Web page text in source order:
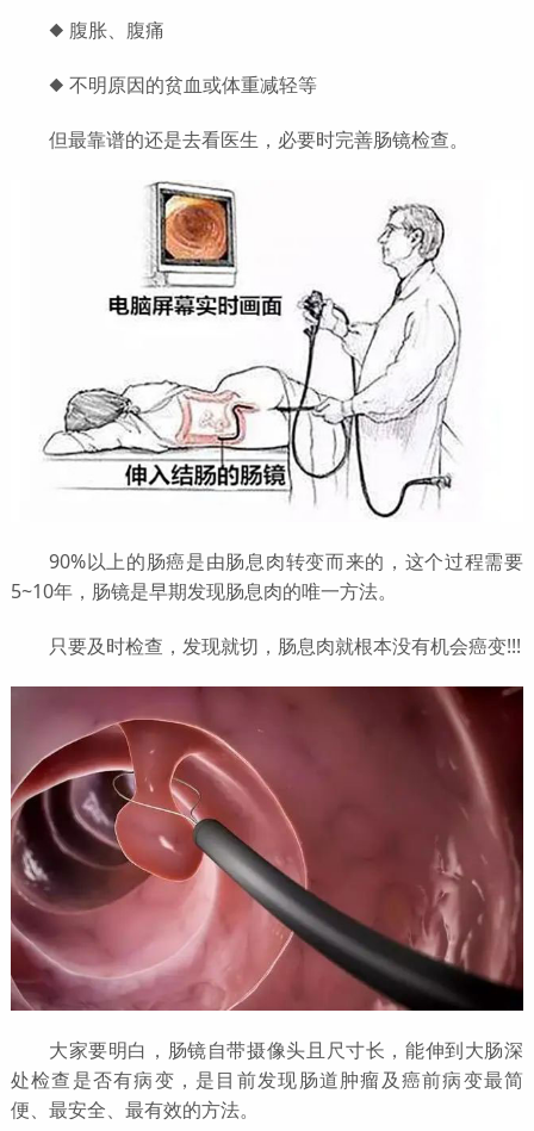
◆ 腹胀、腹痛
◆ 不明原因的贫血或体重减轻等
但最靠谱的还是去看医生，必要时完善肠镜检查。
90%以上的肠癌是由肠息肉转变而来的，这个过程需要
5~10年，肠镜是早期发现肠息肉的唯一方法。
只要及时检查，发现就切，肠息肉就根本没有机会癌变!!!
大家要明白，肠镜自带摄像头且尺寸长，能伸到大肠深
处检查是否有病变，是目前发现肠道肿瘤及癌前病变最简
便、最安全、最有效的方法。